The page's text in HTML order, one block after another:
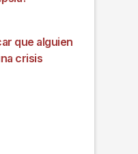
que alguien
crisis